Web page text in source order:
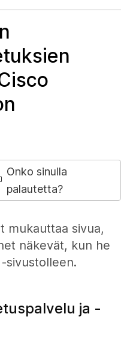
Onko sinulla
palautetta?
mukauttaa sivua,
näkevät, kun he
sivustolleen.
ja -